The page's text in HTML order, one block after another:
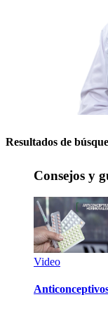
Resultados de
Consejos y
Video